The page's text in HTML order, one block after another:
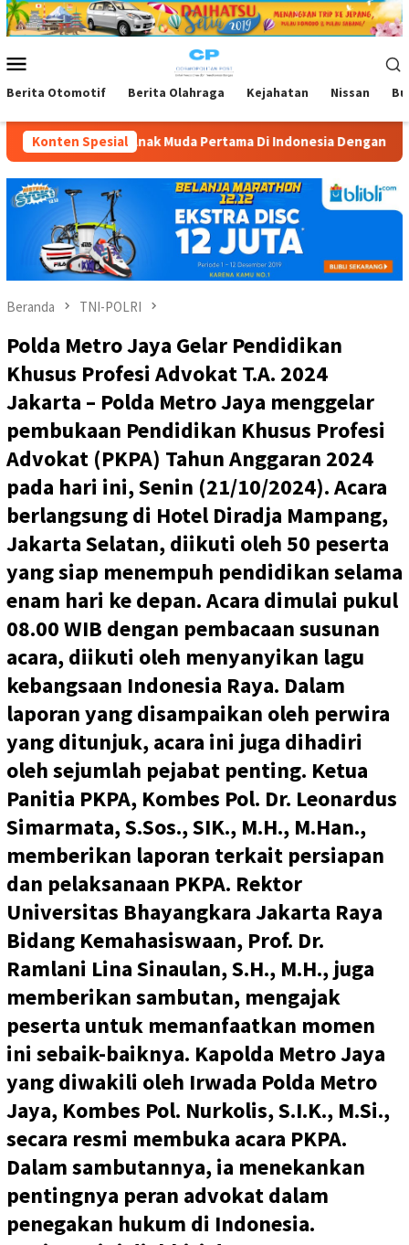
Loncat
ke
Mobile
Berita Otomotif Berita Olahraga Kejahatan Nissan
Konten Spesial
Di Indonesia Dengan Polesan Hipdut! RPA
Beranda TNI-POLRI
Polda Metro Jaya Gelar Pendidikan
Khusus Profesi Advokat T.A. 2024
Jakarta – Polda Metro Jaya menggelar
pembukaan Pendidikan Khusus Profesi
Advokat (PKPA) Tahun Anggaran 2024
pada hari ini, Senin (21/10/2024). Acara
berlangsung di Hotel Diradja Mampang,
Jakarta Selatan, diikuti oleh 50 peserta
yang siap menempuh pendidikan selama
enam hari ke depan. Acara dimulai pukul
08.00 WIB dengan pembacaan susunan
acara, diikuti oleh menyanyikan lagu
kebangsaan Indonesia Raya. Dalam
laporan yang disampaikan oleh perwira
yang ditunjuk, acara ini juga dihadiri
oleh sejumlah pejabat penting. Ketua
Panitia PKPA, Kombes Pol. Dr. Leonardus
Simarmata, S.Sos., SIK., M.H., M.Han.,
memberikan laporan terkait persiapan
dan pelaksanaan PKPA. Rektor
Universitas Bhayangkara Jakarta Raya
Bidang Kemahasiswaan, Prof. Dr.
Ramlani Lina Sinaulan, S.H., M.H., juga
memberikan sambutan, mengajak
peserta untuk memanfaatkan momen
ini sebaik-baiknya. Kapolda Metro Jaya
yang diwakili oleh Irwada Polda Metro
Jaya, Kombes Pol. Nurkolis, S.I.K., M.Si.,
secara resmi membuka acara PKPA.
Dalam sambutannya, ia menekankan
pentingnya peran advokat dalam
penegakan hukum di Indonesia.